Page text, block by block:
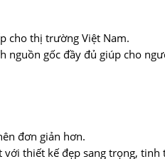
cho thị trường Việt Nam.
gốc đầy đủ giúp cho
đơn giản hơn.
thiết kế đẹp sang trọng, tinh